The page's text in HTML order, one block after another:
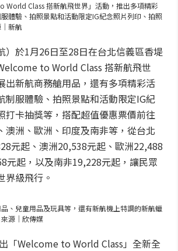
World Class 搭新航飛世界」活動，推出多項精彩
體驗、拍照景點和活動限定IG紀念照片列印、拍照
新航
）於1月26日至28日在台北信義區香堤
to World Class 搭新航飛世
出新航商務艙用品，還有多項精彩活
制服體驗、拍照景點和活動限定IG紀
打卡抽獎等，搭配超值優惠票價前往
澳洲、歐洲、印度及南非等，從台北
元起、澳洲20,538元起、歐洲22,488
元起，以及南非19,228元起，讓民眾
界級飛行。
、兒童用品及玩具等，還有新航機上特調的新航蠟
源｜欣傳媒
「Welcome to World Class」全新全